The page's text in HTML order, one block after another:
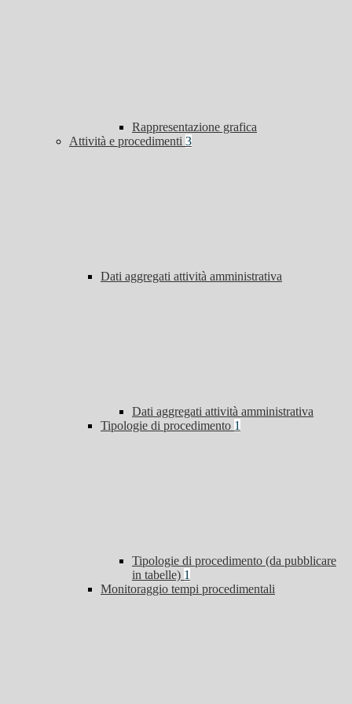
Rappresentazione grafica
Attività e procedimenti 3
Dati aggregati attività amministrativa
Dati aggregati attività amministrativa
Tipologie di procedimento 1
Tipologie di procedimento (da pubblicare
in tabelle) 1
Monitoraggio tempi procedimentali